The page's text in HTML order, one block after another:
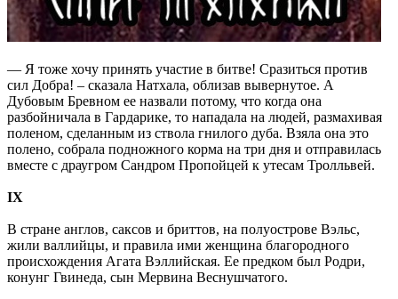
— Я тоже хочу принять участие в битве! Сразиться против
сил Добра! – сказала Натхала, облизав вывернутое. А
Дубовым Бревном ее назвали потому, что когда она
разбойничала в Гардарике, то нападала на людей, размахивая
поленом, сделанным из ствола гнилого дуба. Взяла она это
полено, собрала подножного корма на три дня и отправилась
вместе с драугром Сандром Пропойцей к утесам Тролльвей.
IХ
В стране англов, саксов и бриттов, на полуострове Вэльс,
жили валлийцы, и правила ими женщина благородного
происхождения Агата Вэллийская. Ее предком был Родри,
конунг Гвинеда, сын Мервина Веснушчатого.